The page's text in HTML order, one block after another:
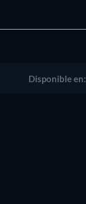
Disponible en: